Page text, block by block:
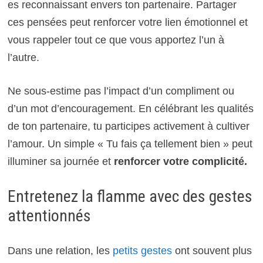
es reconnaissant envers ton partenaire. Partager
ces pensées peut renforcer votre lien émotionnel et
vous rappeler tout ce que vous apportez l’un à
l’autre.
Ne sous-estime pas l’impact d’un compliment ou
d’un mot d’encouragement. En célébrant les qualités
de ton partenaire, tu participes activement à cultiver
l’amour. Un simple « Tu fais ça tellement bien » peut
illuminer sa journée et renforcer votre complicité.
Entretenez la flamme avec des gestes
attentionnés
Dans une relation, les petits gestesont souvent plus